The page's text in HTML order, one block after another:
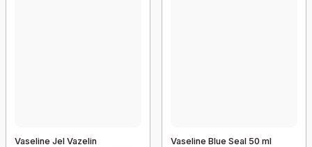
Vaseline Jel Vazelin
Vaseline Blue Seal 50 ml